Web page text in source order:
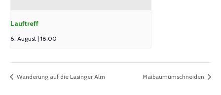
Lauftreff
6. August | 18:00
Wanderung auf die Lasinger Alm Maibaumumschneiden